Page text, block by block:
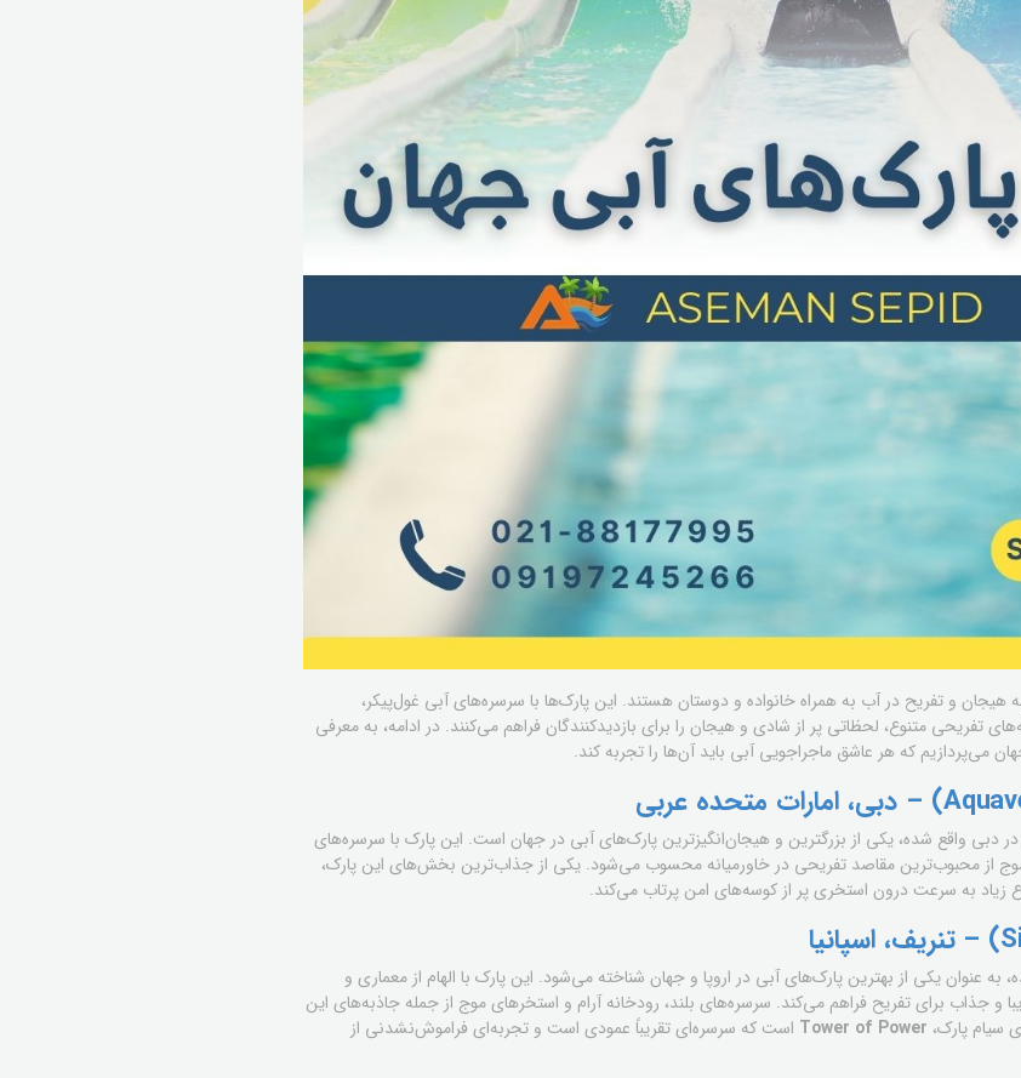
هیجان و تفریح در آب به همراه خانواده و دوستان هستند. این پارک‌ها با سرسره‌های آبی غول‌پیکر،
تفریحی متنوع، لحظاتی پر از شادی و هیجان را برای بازدیدکنندگان فراهم می‌کنند. در ادامه، به معرفی
می‌پردازیم که هر عاشق ماجراجویی آبی باید آن‌ها را تجربه کند.
دبی واقع شده، یکی از بزرگترین و هیجان‌انگیزترین پارک‌های آبی در جهان است. این پارک با سرسره‌های
از محبوب‌ترین مقاصد تفریحی در خاورمیانه محسوب می‌شود. یکی از جذاب‌ترین بخش‌های این پارک،
زیاد به سرعت درون استخری پر از کوسه‌های امن پرتاب می‌کند.
به عنوان یکی از بهترین پارک‌های آبی در اروپا و جهان شناخته می‌شود. این پارک با الهام از معماری و
جذاب برای تفریح فراهم می‌کند. سرسره‌های بلند، رودخانه آرام و استخرهای موج از جمله جاذبه‌های این
سیام پارک، Tower of Power است که سرسره‌ای تقریباً عمودی است و تجربه‌ای فراموش‌نشدنی از